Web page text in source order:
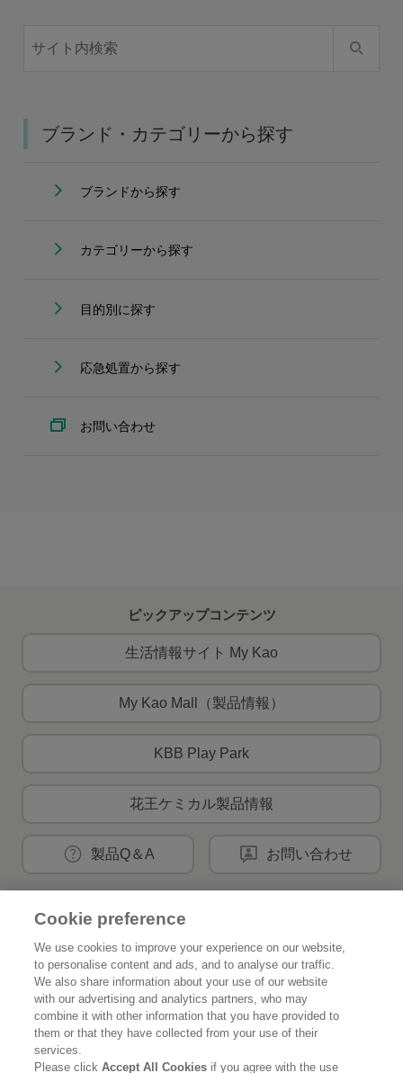
ブランド・カテゴリーから探す
ブランドから探す
カテゴリーから探す
目的別に探す
応急処置から探す
お問い合わせ
ピックアップコンテンツ
生活情報サイト My Kao
My Kao Mall（製品情報）
KBB Play Park
花王ケミカル製品情報
製品Q＆A お問い合わせ
花王公式SNSアカウント
Home 花王について
サステナビリティ イノベーション
Cookie preference
We use cookies to improve your experience on our website,
to personalise content and ads, and to analyse our traffic.
We also share information about your use of our website
with our advertising and analytics partners, who may
combine it with other information that you have provided to
them or that they have collected from your use of their
services.
Please clickAccept All Cookies if you agree with the use